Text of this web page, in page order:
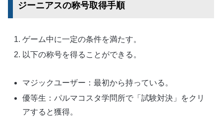
ジーニアスの称号取得手順
ゲーム中に一定の条件を満たす。
以下の称号を得ることができる。
マジックユーザー：最初から持っている。
優等生：パルマコスタ学問所で「試験対決」をクリ
アすると獲得。